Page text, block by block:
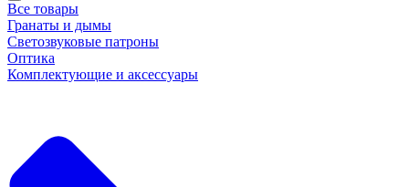
Все товары
Гранаты и дымы
Светозвуковые патроны
Оптика
Комплектующие и аксессуары